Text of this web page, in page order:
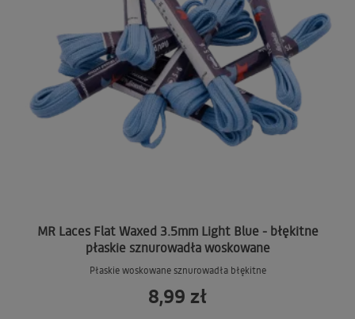
MR Laces Flat Waxed 3.5mm Light Blue - błękitne
płaskie sznurowadła woskowane
Płaskie woskowane sznurowadła błękitne
8,99 zł